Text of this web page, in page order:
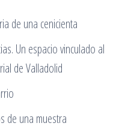
de una cenicienta
Un espacio vinculado al
de Valladolid
de una muestra